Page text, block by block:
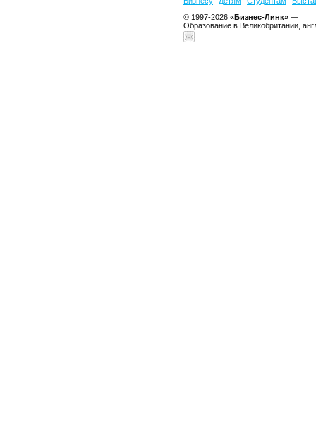
© 1997-2026 «Бизнес-Линк» —
Образование в Великобритании,